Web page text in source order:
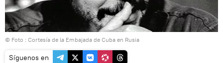
© Foto : Cortesía de la Embajada de Cuba en Rusia
Síguenos en